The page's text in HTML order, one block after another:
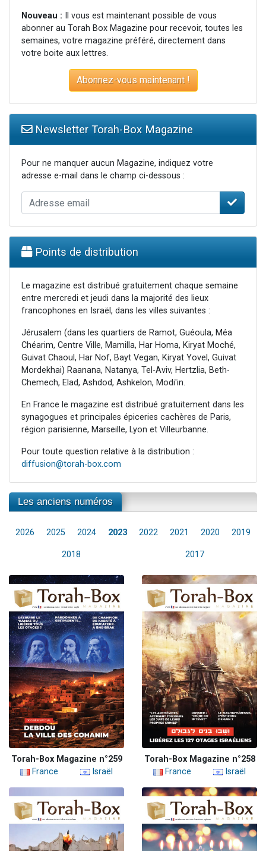
Nouveau : Il vous est maintenant possible de vous
abonner au Torah Box Magazine pour recevoir, toutes les
semaines, votre magazine préféré, directement dans
votre boite aux lettres.
Abonnez-vous maintenant !
Newsletter Torah-Box Magazine
Pour ne manquer aucun Magazine, indiquez votre
adresse e-mail dans le champ ci-dessous :
Points de distribution
Le magazine est distribué gratuitement chaque semaine
entre mercredi et jeudi dans la majorité des lieux
francophones en Israël, dans les villes suivantes :
Jérusalem (dans les quartiers de Ramot, Guéoula, Méa
Chéarim, Centre Ville, Mamilla, Har Homa, Kiryat Moché,
Guivat Chaoul, Har Nof, Bayt Vegan, Kiryat Yovel, Guivat
Mordekhai) Raanana, Natanya, Tel-Aviv, Hertzlia, Beth-
Chemech, Elad, Ashdod, Ashkelon, Modi'in.
En France le magazine est distribué gratuitement dans les
synagogues et principales épiceries cachères de Paris,
région parisienne, Marseille, Lyon et Villeurbanne.
Pour toute question relative à la distribution :
diffusion@torah-box.com
Les anciens numéros
2026 2025 2024 2023 2022 2021 2020 2019
2018 2017
Torah-Box Magazine n°259
France
Israël
Torah-Box Magazine n°258
France
Israël